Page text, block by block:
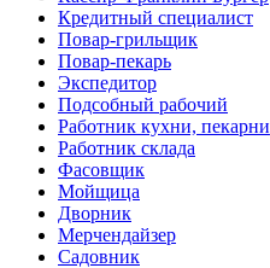
Кредитный специалист
Повар-грильщик
Повар-пекарь
Экспедитор
Подсобный рабочий
Работник кухни, пекарни
Работник склада
Фасовщик
Мойщица
Дворник
Мерчендайзер
Садовник